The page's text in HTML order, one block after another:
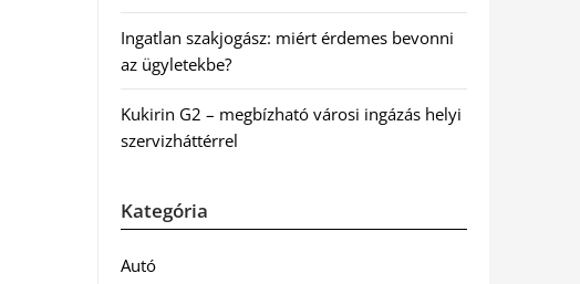
Ingatlan szakjogász: miért érdemes bevonni
az ügyletekbe?
Kukirin G2 – megbízható városi ingázás helyi
szervizháttérrel
Kategória
Autó